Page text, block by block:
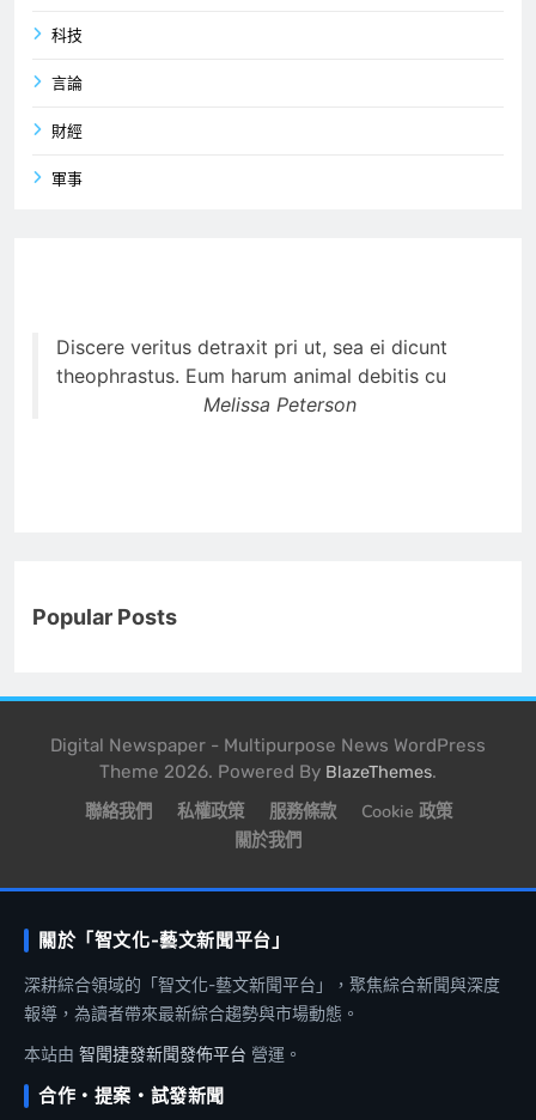
科技
言論
財經
軍事
Discere veritus detraxit pri ut, sea ei dicunt
theophrastus. Eum harum animal debitis cu
Melissa Peterson
Popular Posts
Digital Newspaper - Multipurpose News WordPress
Theme 2026. Powered By BlazeThemes.
聯絡我們 私權政策 服務條款
Cookie 政策
關於我們
關於「智文化-藝文新聞平台」
深耕綜合領域的「智文化-藝文新聞平台」，聚焦綜合新聞與深度
報導，為讀者帶來最新綜合趨勢與市場動態。
本站由 智聞捷發新聞發佈平台 營運。
合作・提案・試發新聞